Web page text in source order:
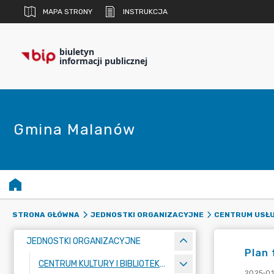
MAPA STRONY INSTRUKCJA
biuletyn
informacji publicznej
Gmina Malanów
STRONA GŁÓWNA JEDNOSTKI ORGANIZACYJNE CENTRUM
JEDNOSTKI ORGANIZACYJNE
CENTRUM KULTURY I BIBLIOTEKA PUBLICZNA
Plan